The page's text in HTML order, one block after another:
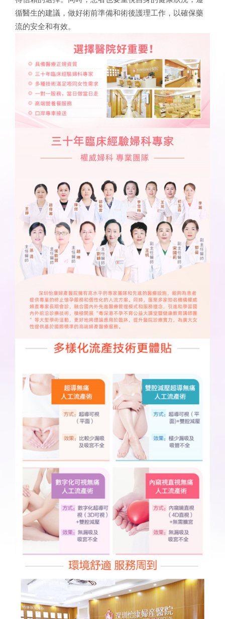
循醫生的建議，做好術前準備和術後護理工作，以確保藥
流的安全和有效。